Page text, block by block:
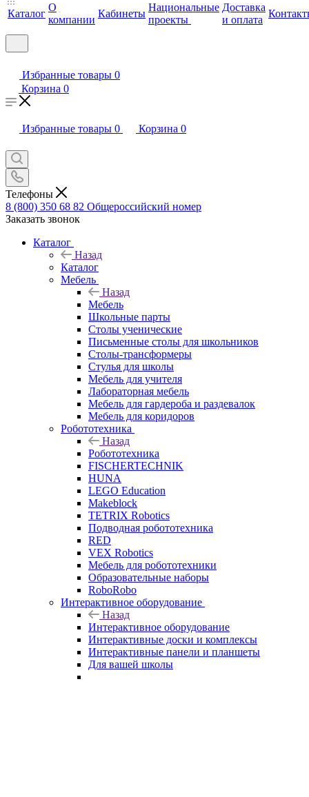
Каталог
О
компании
Кабинеты
Национальные
проекты
Доставка
и оплата
Избранные товары 0
Корзина 0
Избранные товары 0 Корзина 0
Телефоны
8 (800) 350 68 82 Общероссийский номер
Заказать звонок
Каталог
Назад
Каталог
Мебель
Назад
Мебель
Школьные парты
Столы ученические
Письменные столы для школьников
Столы-трансформеры
Стулья для школы
Мебель для учителя
Лабораторная мебель
Мебель для гардероба и раздевалок
Мебель для коридоров
Робототехника
Назад
Робототехника
FISCHERTECHNIK
HUNA
LEGO Education
Makeblock
TETRIX Robotics
Подводная робототехника
RED
VEX Robotics
Мебель для робототехники
Образовательные наборы
RoboRobo
Интерактивное оборудование
Назад
Интерактивное оборудование
Интерактивные доски и комплексы
Интерактивные панели и планшеты
Для вашей школы